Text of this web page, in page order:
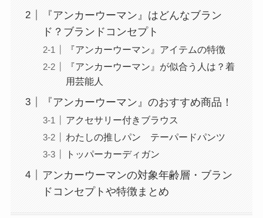
『アンカーウーマン』はどんなブラン
ド？ブランドコンセプト
『アンカーウーマン』アイテムの特徴
『アンカーウーマン』が似合う人は？着
用芸能人
『アンカーウーマン』のおすすめ商品！
アクセサリー付きブラウス
わたしの推しパン テーパードパンツ
トッパーカーディガン
アンカーウーマンの対象年齢層・ブラン
ドコンセプトや特徴まとめ